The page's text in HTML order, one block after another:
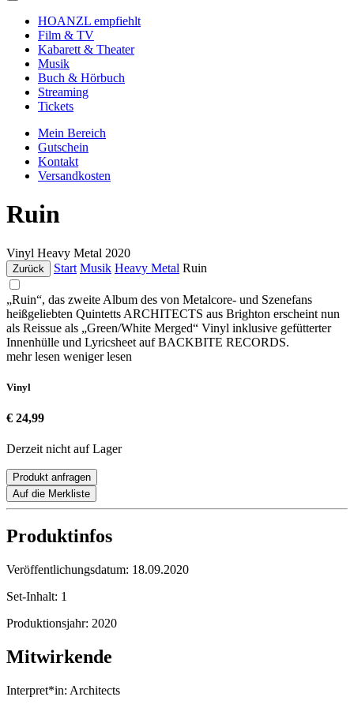
HOANZL empfiehlt
Film & TV
Kabarett & Theater
Musik
Buch & Hörbuch
Streaming
Tickets
Mein Bereich
Gutschein
Kontakt
Versandkosten
Ruin
Vinyl Heavy Metal 2020
Zurück Start Musik Heavy Metal Ruin
„Ruin“, das zweite Album des von Metalcore- und Szenefans
heißgeliebten Quintetts ARCHITECTS aus Brighton erscheint nun
als Reissue als „Green/White Merged“ Vinyl inklusive gefütterter
Innenhülle und Lyricsheet auf BACKBITE RECORDS.
mehr lesen weniger lesen
Vinyl
€ 24,99
Derzeit nicht auf Lager
Produkt anfragen
Auf die Merkliste
Produktinfos
Veröffentlichungsdatum: 18.09.2020
Set-Inhalt: 1
Produktionsjahr: 2020
Mitwirkende
Interpret*in: Architects